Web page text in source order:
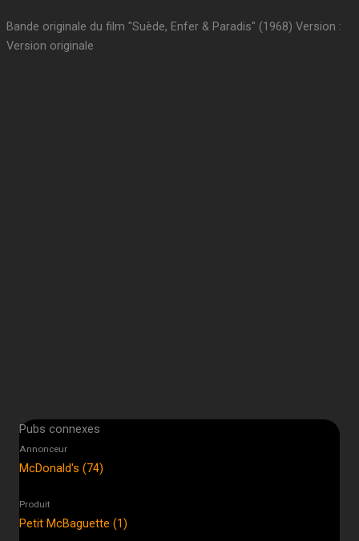
Bande originale du film "Suède, Enfer & Paradis" (1968) Version :
Version originale
Pubs connexes
Annonceur
McDonald's (74)
Produit
Petit McBaguette (1)